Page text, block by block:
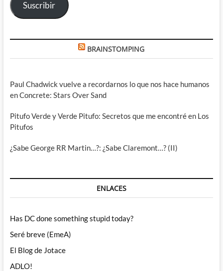
Suscribir
BRAINSTOMPING
Paul Chadwick vuelve a recordarnos lo que nos hace humanos
en Concrete: Stars Over Sand
Pitufo Verde y Verde Pitufo: Secretos que me encontré en Los
Pitufos
¿Sabe George RR Martin…?: ¿Sabe Claremont…? (II)
ENLACES
Has DC done something stupid today?
Seré breve (EmeA)
El Blog de Jotace
ADLO!